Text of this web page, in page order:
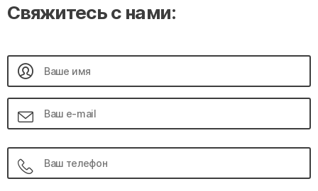
Свяжитесь с нами: